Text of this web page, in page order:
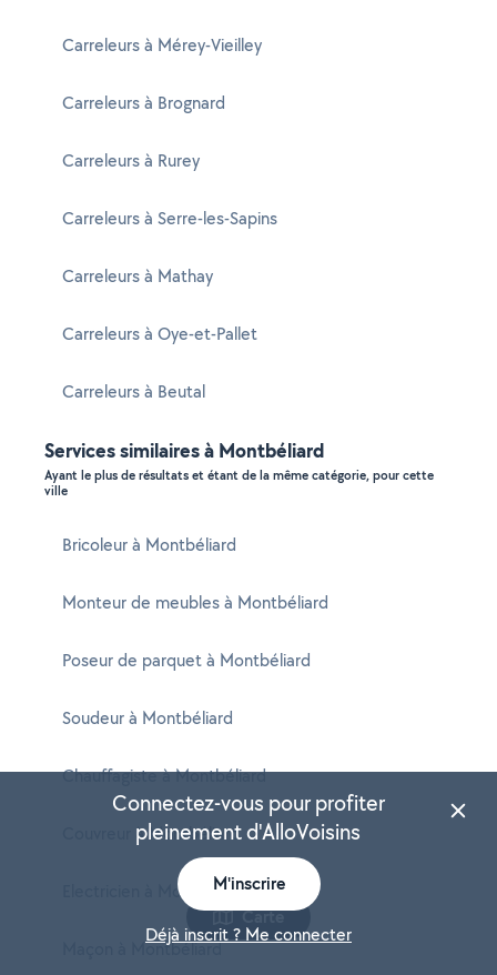
Carreleurs à Mérey-Vieilley
Carreleurs à Brognard
Carreleurs à Rurey
Carreleurs à Serre-les-Sapins
Carreleurs à Mathay
Carreleurs à Oye-et-Pallet
Carreleurs à Beutal
Services similaires à Montbéliard
Ayant le plus de résultats et étant de la même catégorie, pour cette
ville
Bricoleur à Montbéliard
Monteur de meubles à Montbéliard
Poseur de parquet à Montbéliard
Soudeur à Montbéliard
Chauffagiste à Montbéliard
Couvreur à Montbéliard
Electricien à Montbéliard
Maçon à Montbéliard
Carte
Connectez-vous pour profiter
pleinement d'AlloVoisins
M'inscrire
Déjà inscrit ? Me connecter